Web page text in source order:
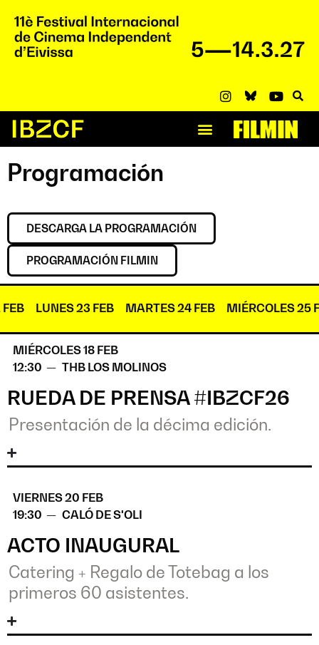
Programación
DESCARGA LA PROGRAMACIÓN
PROGRAMACIÓN FILMIN
LUNES 23 FEB MARTES 24 FEB MIÉRCOLES 25
MIÉRCOLES 18 FEB
12:30 — THB LOS MOLINOS
RUEDA DE PRENSA #IBZCF26
Presentación de la décima edición.
VIERNES 20 FEB
19:30 — CALÓ DE S'OLI
ACTO INAUGURAL
Catering + Regalo de Totebag a los
primeros 60 asistentes.